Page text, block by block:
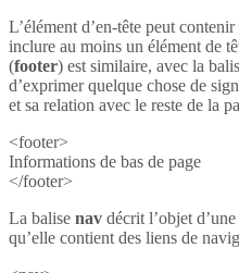
L’élément d’en-tête peut
inclure au moins un élément de
(footer) est similaire, avec la
d’exprimer quelque chose de
et sa relation avec le reste de la
<footer>
Informations de bas de page
</footer>
La balise nav décrit l’objet
qu’elle contient des liens de